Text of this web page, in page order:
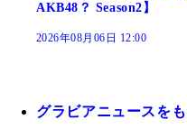
AKB48？ Season2】
2026年08月06日 12:00
グラビアニュースを